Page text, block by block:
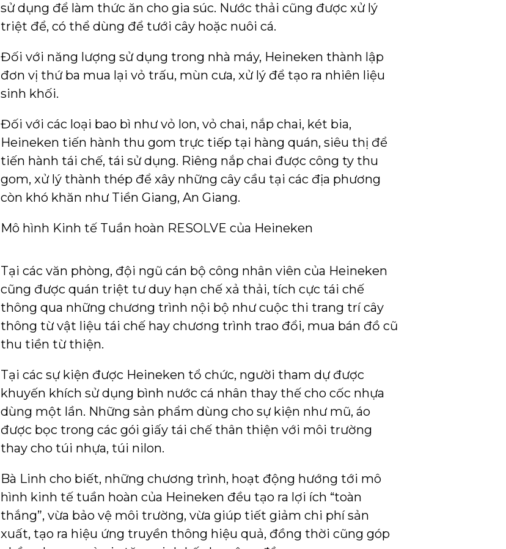
sử dụng để làm thức ăn cho gia súc. Nước thải cũng được xử lý
triệt để, có thể dùng để tưới cây hoặc nuôi cá.
Đối với năng lượng sử dụng trong nhà máy, Heineken thành lập
đơn vị thứ ba mua lại vỏ trấu, mùn cưa, xử lý để tạo ra nhiên liệu
sinh khối.
Đối với các loại bao bì như vỏ lon, vỏ chai, nắp chai, két bia,
Heineken tiến hành thu gom trực tiếp tại hàng quán, siêu thị để
tiến hành tái chế, tái sử dụng. Riêng nắp chai được công ty thu
gom, xử lý thành thép để xây những cây cầu tại các địa phương
còn khó khăn như Tiền Giang, An Giang.
Mô hình Kinh tế Tuần hoàn RESOLVE của Heineken
Tại các văn phòng, đội ngũ cán bộ công nhân viên của Heineken
cũng được quán triệt tư duy hạn chế xả thải, tích cực tái chế
thông qua những chương trình nội bộ như cuộc thi trang trí cây
thông từ vật liệu tái chế hay chương trình trao đổi, mua bán đồ cũ
thu tiền từ thiện.
Tại các sự kiện được Heineken tổ chức, người tham dự được
khuyến khích sử dụng bình nước cá nhân thay thế cho cốc nhựa
dùng một lần. Những sản phẩm dùng cho sự kiện như mũ, áo
được bọc trong các gói giấy tái chế thân thiện với môi trường
thay cho túi nhựa, túi nilon.
Bà Linh cho biết, những chương trình, hoạt động hướng tới mô
hình kinh tế tuần hoàn của Heineken đều tạo ra lợi ích “toàn
thắng”, vừa bảo vệ môi trường, vừa giúp tiết giảm chi phí sản
xuất, tạo ra hiệu ứng truyền thông hiệu quả, đồng thời cũng góp